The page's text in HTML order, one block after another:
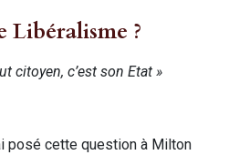
Libéralisme ?
citoyen, c’est son Etat »
posé cette question à Milton